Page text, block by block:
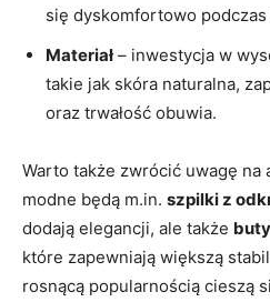
się dyskomfortowo
Materiał– inwestycja w
takie jak skóra naturalna,
oraz trwałość obuwia.
Warto także zwrócić uwagę na
modne będą m.in. szpilki z
dodają elegancji, ale także
które zapewniają większą
rosnącą popularnością cieszą